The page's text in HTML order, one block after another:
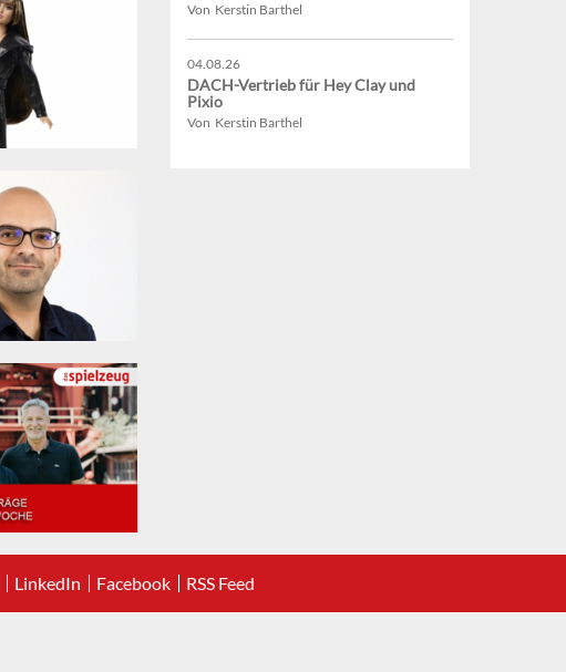
Von Kerstin Barthel
04.08.26
DACH-Vertrieb für Hey Clay und
Pixio
Von Kerstin Barthel
LinkedIn Facebook RSS Feed